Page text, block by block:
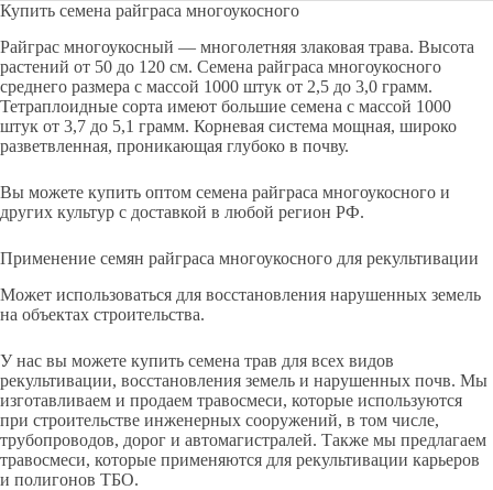
Купить семена райграса многоукосного
Райграс многоукосный — многолетняя злаковая трава. Высота
растений от 50 до 120 см. Семена райграса многоукосного
среднего размера с массой 1000 штук от 2,5 до 3,0 грамм.
Тетраплоидные сорта имеют большие семена с массой 1000
штук от 3,7 до 5,1 грамм. Корневая система мощная, широко
разветвленная, проникающая глубоко в почву.
Вы можете купить оптом семена райграса многоукосного и
других культур с доставкой в любой регион РФ.
Применение семян райграса многоукосного для рекультивации
Может использоваться для восстановления нарушенных земель
на объектах строительства.
У нас вы можете купить семена трав для всех видов
рекультивации, восстановления земель и нарушенных почв. Мы
изготавливаем и продаем травосмеси, которые используются
при строительстве инженерных сооружений, в том числе,
трубопроводов, дорог и автомагистралей. Также мы предлагаем
травосмеси, которые применяются для рекультивации карьеров
и полигонов ТБО.